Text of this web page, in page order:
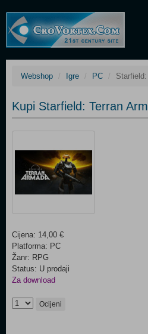
Webshop Igre PC
Kupi Starfield: Terran
Cijena: 14,00 €
Platforma: PC
Žanr: RPG
Status: U prodaji
Za download
Ocijeni